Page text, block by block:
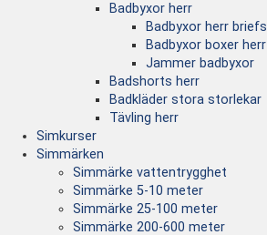
Badbyxor herr
Badbyxor herr briefs
Badbyxor boxer herr
Jammer badbyxor
Badshorts herr
Badkläder stora storlekar
Tävling herr
Simkurser
Simmärken
Simmärke vattentrygghet
Simmärke 5-10 meter
Simmärke 25-100 meter
Simmärke 200-600 meter